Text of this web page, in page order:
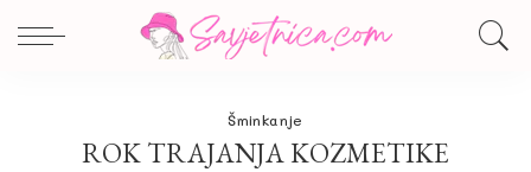
Šminkanje
ROK TRAJANJA KOZMETIKE